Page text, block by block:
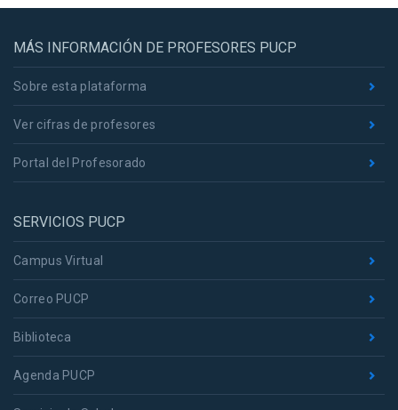
MÁS INFORMACIÓN DE PROFESORES PUCP
Sobre esta plataforma
Ver cifras de profesores
Portal del Profesorado
SERVICIOS PUCP
Campus Virtual
Correo PUCP
Biblioteca
Agenda PUCP